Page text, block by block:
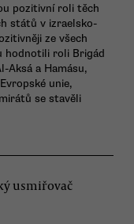
pozitivní roli těch
států v izraelsko-
ze všech
hodnotili roli Brigád
Aksá a Hamásu,
unie,
se stavěli
usmiřovač